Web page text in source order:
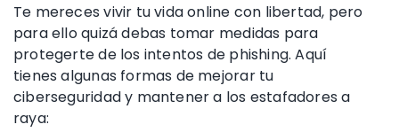
Te mereces vivir tu vida online con libertad, pero
para ello quizá debas tomar medidas para
protegerte de los intentos de phishing. Aquí
tienes algunas formas de mejorar tu
ciberseguridady mantener a los estafadores a
raya: